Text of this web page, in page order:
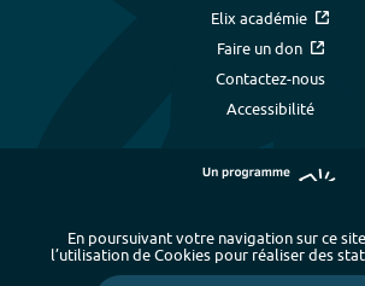
Elix académie
Faire un don
Contactez-nous
Accessibilité
Plan du site - Index alphabétique
En poursuivant votre navigation sur ce
l’utilisation de Cookies pour réaliser des